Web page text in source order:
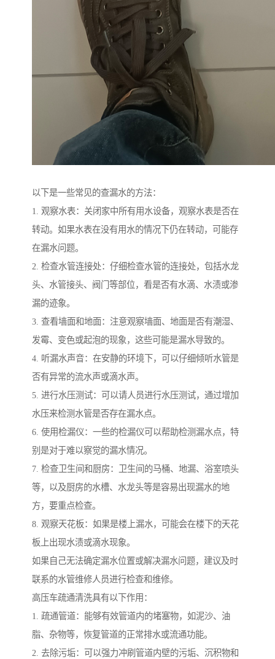
以下是一些常见的查漏水的方法：
1. 观察水表：关闭家中所有用水设备，观察水表是否在
转动。如果水表在没有用水的情况下仍在转动，可能存
在漏水问题。
2. 检查水管连接处：仔细检查水管的连接处，包括水龙
头、水管接头、阀门等部位，看是否有水滴、水渍或渗
漏的迹象。
3. 查看墙面和地面：注意观察墙面、地面是否有潮湿、
发霉、变色或起泡的现象，这些可能是漏水导致的。
4. 听漏水声音：在安静的环境下，可以仔细倾听水管是
否有异常的流水声或滴水声。
5. 进行水压测试：可以请人员进行水压测试，通过增加
水压来检测水管是否存在漏水点。
6. 使用检漏仪：一些的检漏仪可以帮助检测漏水点，特
别是对于难以察觉的漏水情况。
7. 检查卫生间和厨房：卫生间的马桶、地漏、浴室喷头
等，以及厨房的水槽、水龙头等是容易出现漏水的地
方，要重点检查。
8. 观察天花板：如果是楼上漏水，可能会在楼下的天花
板上出现水渍或滴水现象。
如果自己无法确定漏水位置或解决漏水问题，建议及时
联系的水管维修人员进行检查和维修。
高压车疏通清洗具有以下作用：
1. 疏通管道：能够有效管道内的堵塞物，如泥沙、油
脂、杂物等，恢复管道的正常排水或流通功能。
2. 去除污垢：可以强力冲刷管道内壁的污垢、沉积物和